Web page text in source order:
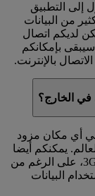
إلى التطبيق
من البيانات
لديكم اتصال
بإمكانكم
بالإنترنت.
في الخارج؟
أي مكان مزود
يمكنكم أيضا
الوصول إلى التطبيق من خلال إشارة 3G/4G، على الرغم من
البيانات